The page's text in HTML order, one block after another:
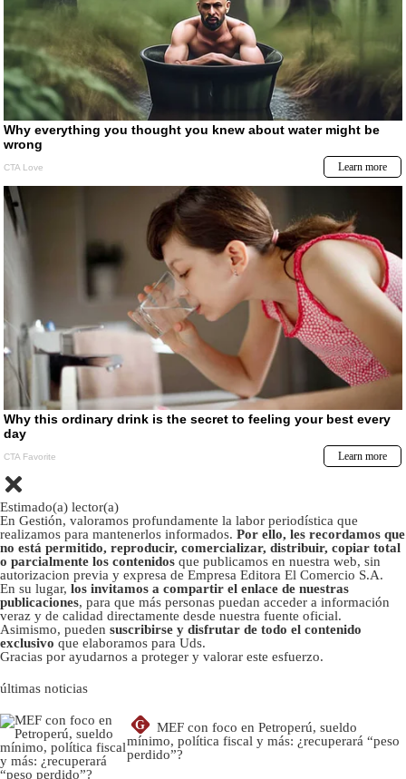
Estimado(a) lector(a)
En Gestión, valoramos profundamente la labor periodística que
realizamos para mantenerlos informados. Por ello, les recordamos que
no está permitido, reproducir, comercializar, distribuir, copiar total
o parcialmente los contenidos que publicamos en nuestra web, sin
autorizacion previa y expresa de Empresa Editora El Comercio S.A.
En su lugar, los invitamos a compartir el enlace de nuestras
publicaciones, para que más personas puedan acceder a información
veraz y de calidad directamente desde nuestra fuente oficial.
Asimismo, pueden suscribirse y disfrutar de todo el contenido
exclusivo que elaboramos para Uds.
Gracias por ayudarnos a proteger y valorar este esfuerzo.
últimas noticias
G
MEF con foco en Petroperú, sueldo
mínimo, política fiscal y más: ¿recuperará “peso
perdido”?